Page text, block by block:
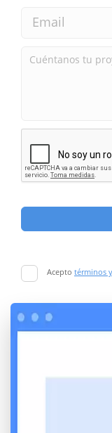
Acepto términos